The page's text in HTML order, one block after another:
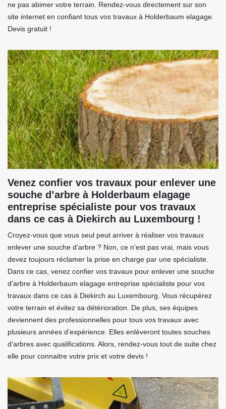
ne pas abimer votre terrain. Rendez-vous directement sur son
site internet en confiant tous vos travaux à Holderbaum elagage.
Devis gratuit !
Venez confier vos travaux pour enlever une
souche d’arbre à Holderbaum elagage
entreprise spécialiste pour vos travaux
dans ce cas à Diekirch au Luxembourg !
Croyez-vous que vous seul peut arriver à réaliser vos travaux
enlever une souche d’arbre ? Non, ce n’est pas vrai, mais vous
devez toujours réclamer la prise en charge par une spécialiste.
Dans ce cas, venez confier vos travaux pour enlever une souche
d’arbre à Holderbaum elagage entreprise spécialiste pour vos
travaux dans ce cas à Diekirch au Luxembourg. Vous récupérez
votre terrain et évitez sa détérioration. De plus, ses équipes
deviennent des professionnelles pour tous vos travaux avec
plusieurs années d’expérience. Elles enlèveront toutes souches
d’arbres avec qualifications. Alors, rendez-vous tout de suite chez
elle pour connaitre votre prix et votre devis !